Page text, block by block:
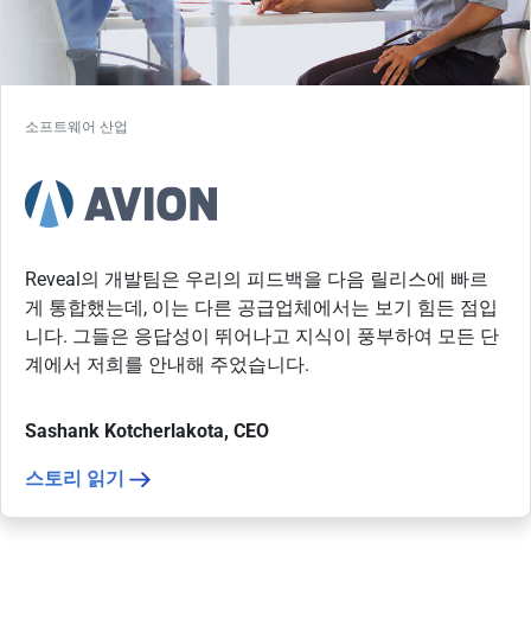
소프트웨어 산업
Reveal의 개발팀은 우리의 피드백을 다음 릴리스에 빠르
게 통합했는데, 이는 다른 공급업체에서는 보기 힘든 점입
니다. 그들은 응답성이 뛰어나고 지식이 풍부하여 모든 단
계에서 저희를 안내해 주었습니다.
Sashank Kotcherlakota, CEO
스토리 읽기